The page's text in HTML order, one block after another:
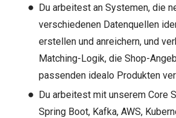
Du arbeitest an Systemen, die
verschiedenen Datenquellen
erstellen und anreichern, und
Matching-Logik, die Shop-
passenden idealo Produkten
Du arbeitest mit unserem Core
Spring Boot, Kafka, AWS,